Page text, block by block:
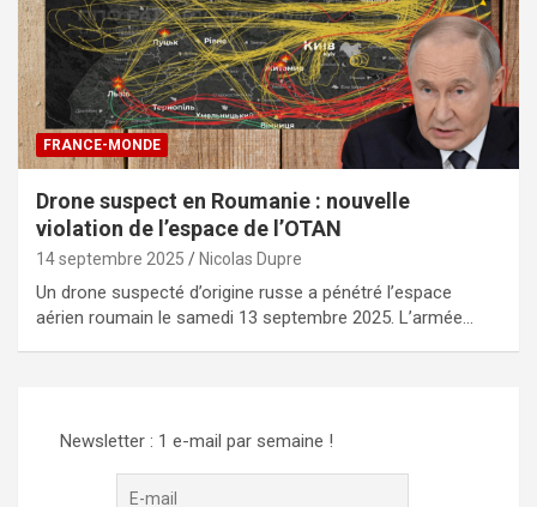
FRANCE-MONDE
Drone suspect en Roumanie : nouvelle
violation de l’espace de l’OTAN
14 septembre 2025 Nicolas Dupre
Un drone suspecté d’origine russe a pénétré l’espace
aérien roumain le samedi 13 septembre 2025. L’armée…
Newsletter : 1 e-mail par semaine !